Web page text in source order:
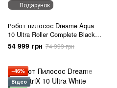
Подарунок
Робот пилосос Dreame Aqua
10 Ultra Roller Complete Black
(RLH71DE-1-bl)
54 999 грн 74 999 грн
−46%
Відео